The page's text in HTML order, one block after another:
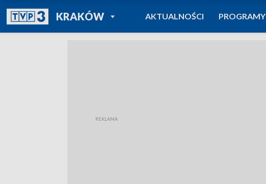
KRAKÓWPOWRÓT DO
TVP REGIONY
AKTUALNOŚCI PROGRAMY